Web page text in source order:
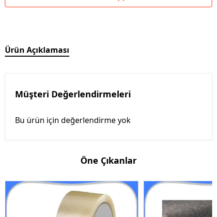
Ürün Açıklaması
Müşteri Değerlendirmeleri
Bu ürün için değerlendirme yok
Öne Çıkanlar